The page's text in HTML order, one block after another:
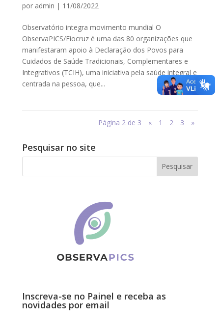
por admin | 11/08/2022
Observatório integra movimento mundial O
ObservaPICS/Fiocruz é uma das 80 organizações que
manifestaram apoio à Declaração dos Povos para
Cuidados de Saúde Tradicionais, Complementares e
Integrativos (TCIH), uma iniciativa pela saúde integral e
centrada na pessoa, que...
Página 2 de 3 « 1 2 3 »
Pesquisar no site
Inscreva-se no Painel e receba as
novidades por email